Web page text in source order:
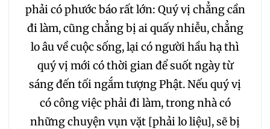
phải có phước báo rất lớn: Quý vị chẳng cần
đi làm, cũng chẳng bị ai quấy nhiễu, chẳng
lo âu về cuộc sống, lại có người hầu hạ thì
quý vị mới có thời gian để suốt ngày từ
sáng đến tối ngắm tượng Phật. Nếu quý vị
có công việc phải đi làm, trong nhà có
những chuyện vụn vặt [phải lo liệu], sẽ bị